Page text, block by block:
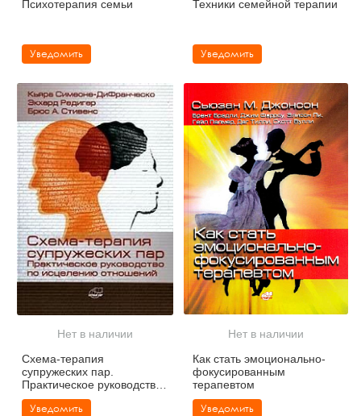
Психотерапия семьи
Уведомить
Техники семейной терапии
Уведомить
Нет в наличии
Схема-терапия
супружеских пар.
Практическое руководство
по исцелению отношений
Уведомить
Нет в наличии
Как стать эмоционально-
фокусированным
терапевтом
Уведомить